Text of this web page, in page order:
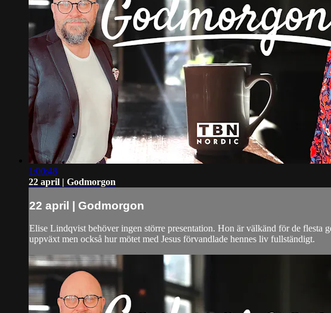
1:00:48
22 april | Godmorgon
22 april | Godmorgon
Elise Lindqvist behöver ingen större presentation. Hon är välkänd för de flesta
uppväxt men också hur mötet med Jesus förvandlade hennes liv fullständigt.